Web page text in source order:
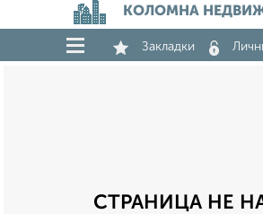
КОЛОМНА
Закладки
СТРАНИЦА НЕ